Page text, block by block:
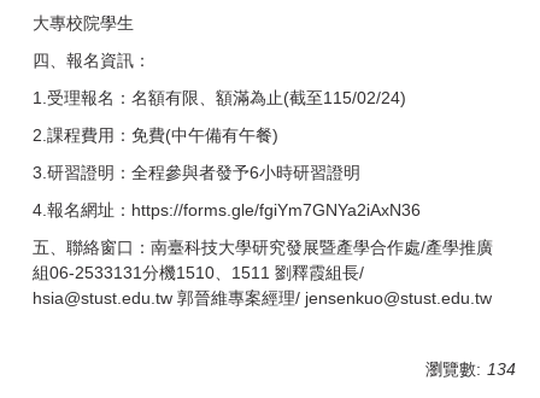
大專校院學生
四、報名資訊：
1.受理報名：名額有限、額滿為止(截至115/02/24)
2.課程費用：免費(中午備有午餐)
3.研習證明：全程參與者發予6小時研習證明
4.報名網址：https://forms.gle/fgiYm7GNYa2iAxN36
五、聯絡窗口：南臺科技大學研究發展暨產學合作處/產學推廣
組06-2533131分機1510、1511 劉釋霞組長/
hsia@stust.edu.tw 郭晉維專案經理/ jensenkuo@stust.edu.tw
瀏覽數: 134